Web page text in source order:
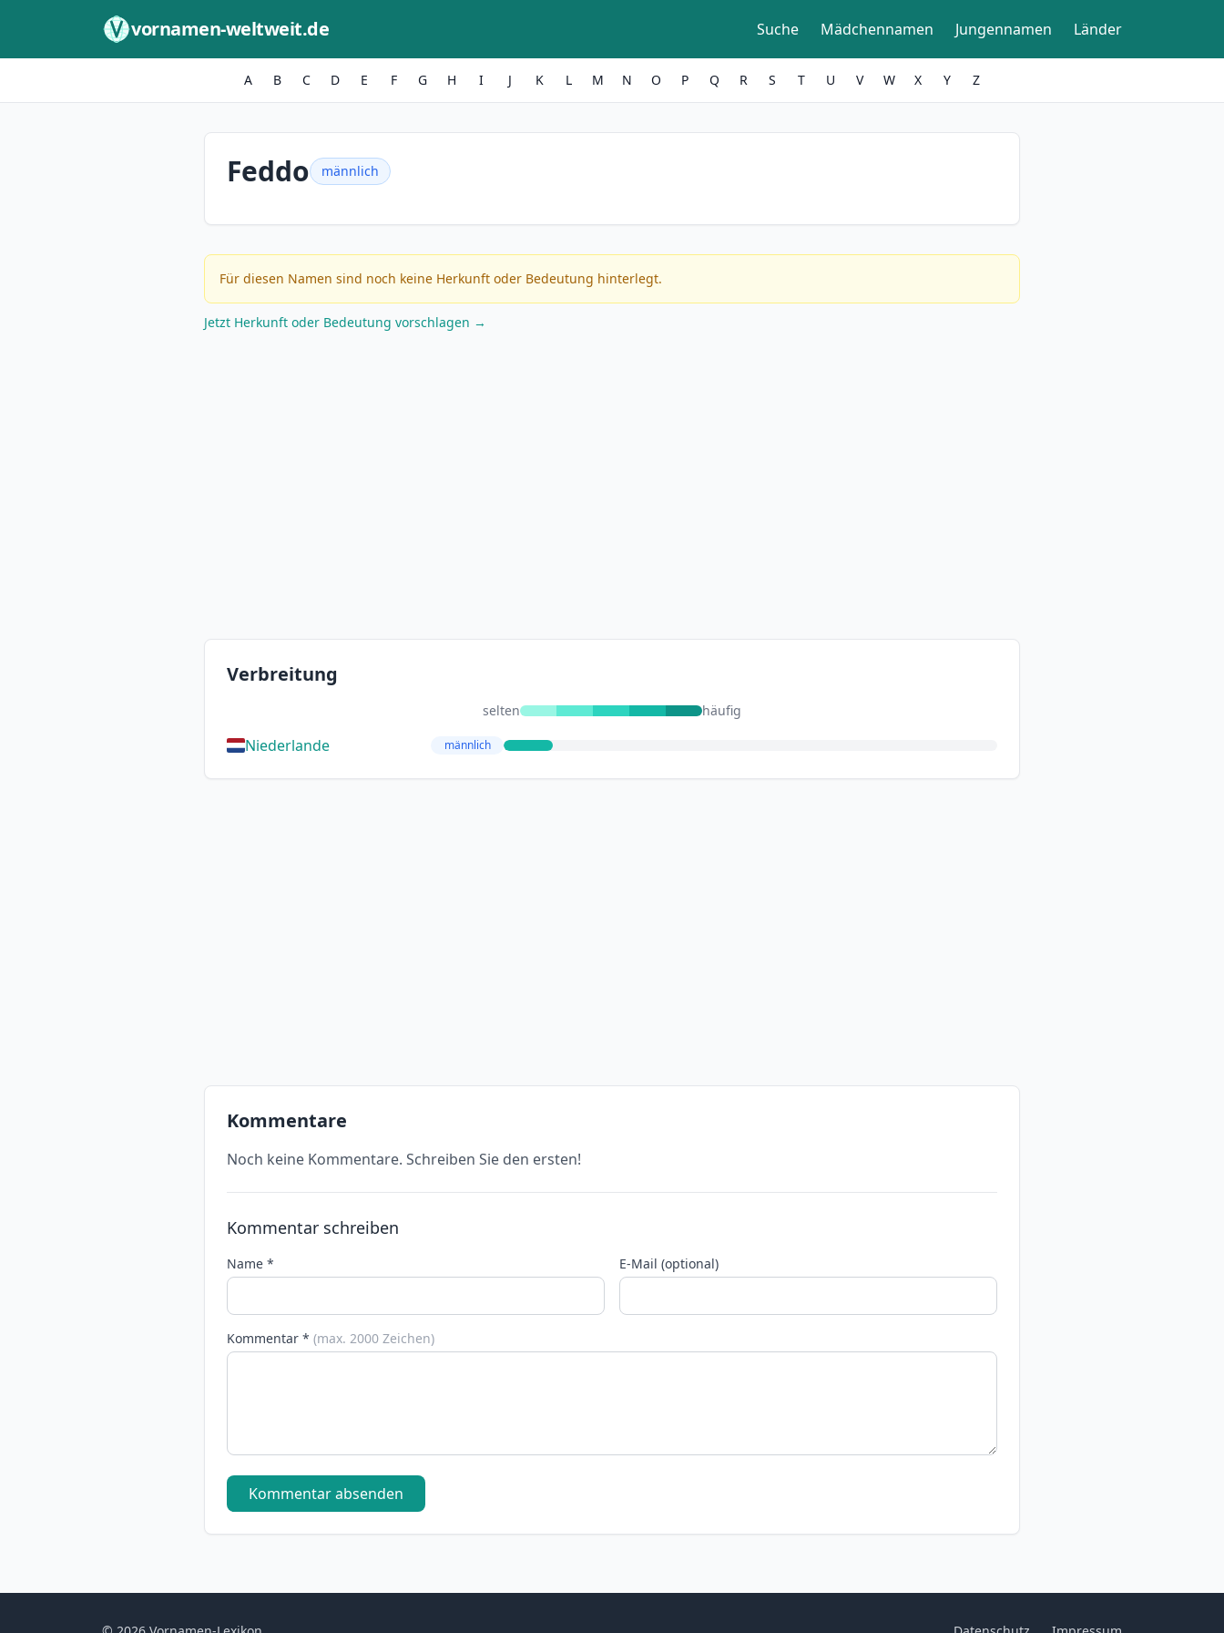
vornamen-weltweit.de Suche Mädchennamen Jungennamen Länder
A B C D E F G H I J K L M N O P Q R S T U V W X Y Z
Feddo männlich
Für diesen Namen sind noch keine Herkunft oder Bedeutung hinterlegt.
Jetzt Herkunft oder Bedeutung vorschlagen →
Verbreitung
selten häufig
Niederlande männlich
Kommentare
Noch keine Kommentare. Schreiben Sie den ersten!
Kommentar schreiben
Name * E-Mail (optional)
Kommentar * (max. 2000 Zeichen)
Kommentar absenden